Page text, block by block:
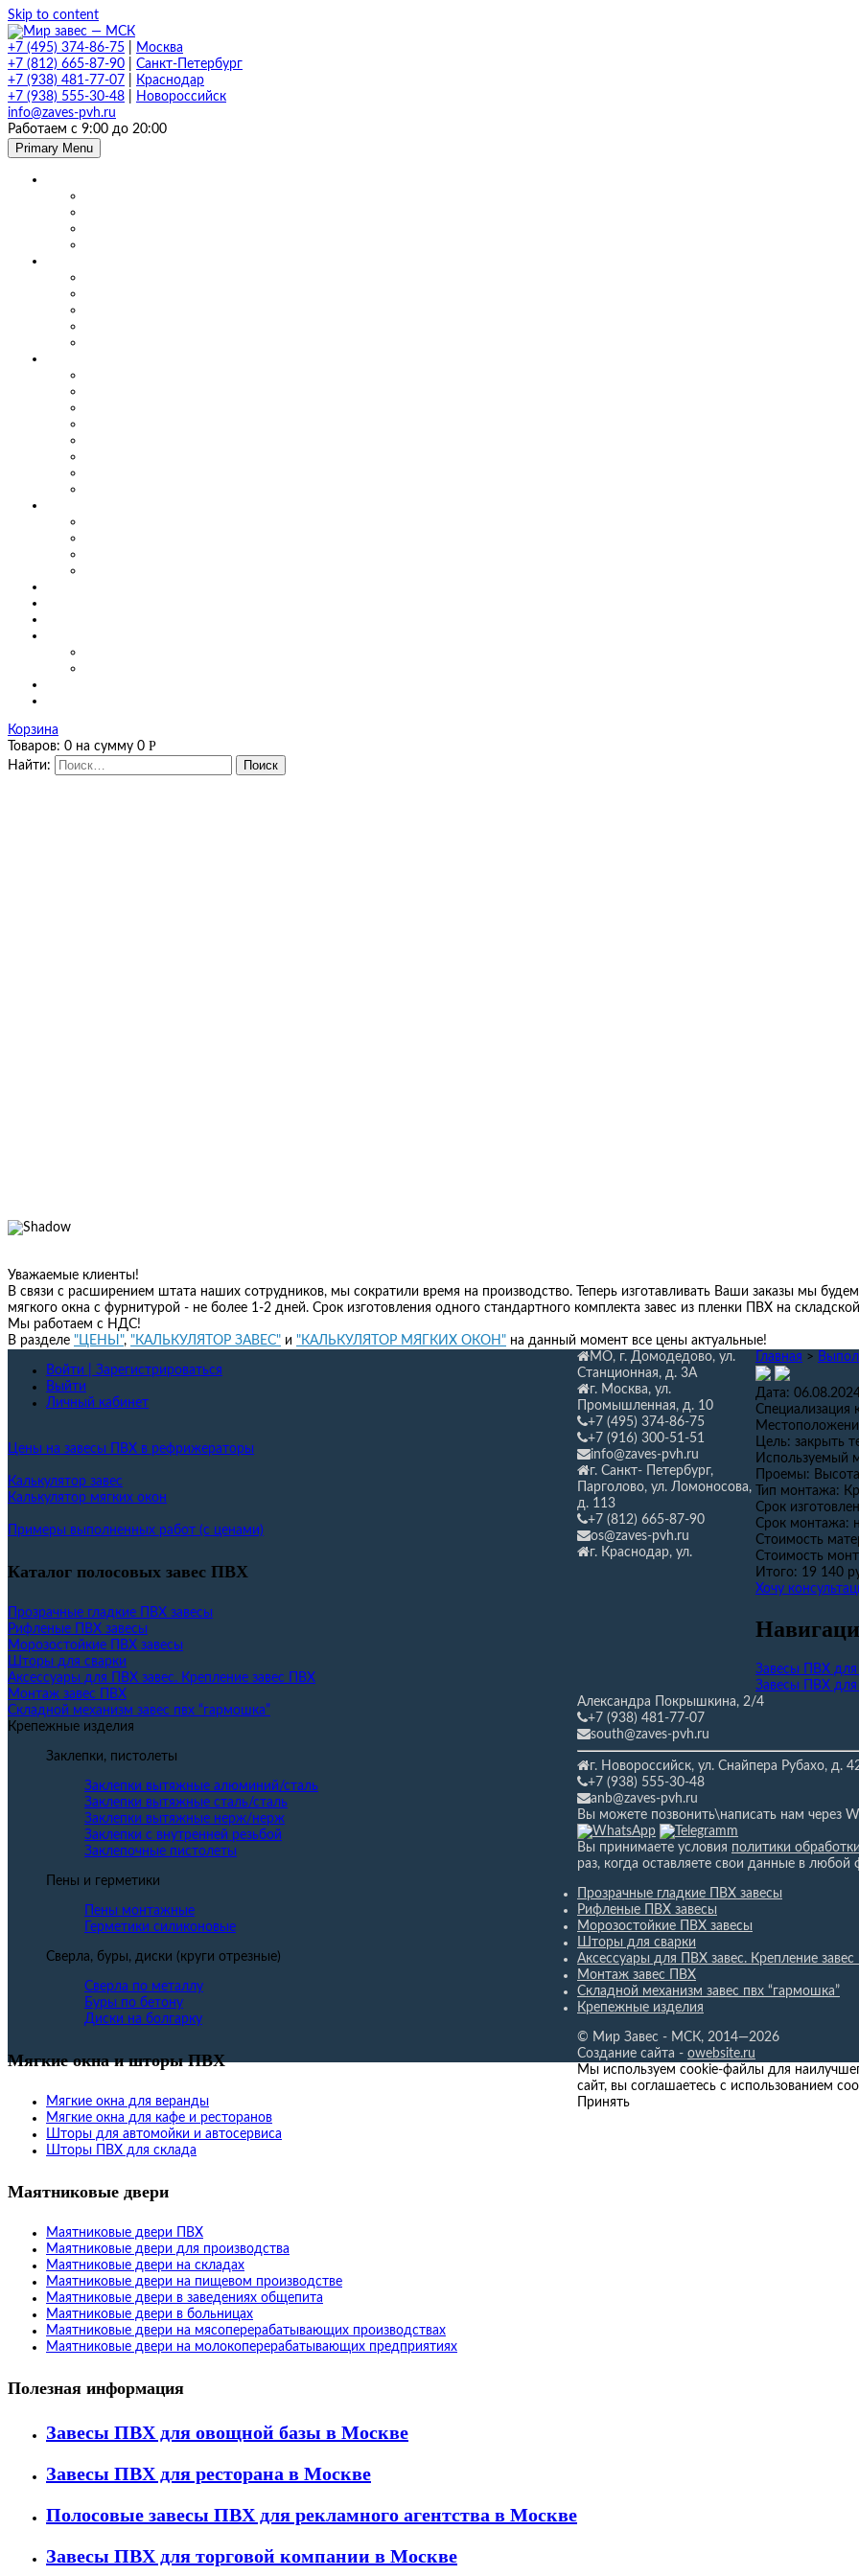
Skip to content
+7 (495) 374-86-75
Москва
+7 (812) 665-87-90
Санкт-Петербург
+7 (938) 481-77-07
Краснодар
+7 (938) 555-30-48
Новороссийск
info@zaves-pvh.ru
Работаем с 9:00 до 20:00
Primary Menu
Корзина
Товаров: 0 на сумму 0 Р
Найти:
Уважаемые клиенты!
В связи с расширением штата наших сотрудников, мы сократили время на производство. Теперь изготавливать Ваши заказы мы
мягкого окна с фурнитурой - не более 1-2 дней. Срок изготовления одного стандартного комплекта завес из пленки ПВХ на
Мы работаем с НДС!
В разделе "ЦЕНЫ", "КАЛЬКУЛЯТОР ЗАВЕС" и "КАЛЬКУЛЯТОР МЯГКИХ ОКОН" на данный момент все цены актуальные!
Главная >
Дата:
Специализация
Цель: закрыть
Используемый
Проемы:
Тип монтажа:
Срок
Срок монтажа:
Стоимость
Стоимость
Итого: 19 140
Хочу
Завесы ПВХ для
Завесы ПВХ для
Войти | Зарегистрироваться
Выйти
Личный кабинет
Цены на завесы ПВХ в рефрижераторы
Калькулятор завес
Калькулятор мягких окон
Примеры выполненных работ (с ценами)
Каталог полосовых завес ПВХ
Прозрачные гладкие ПВХ завесы
Рифленые ПВХ завесы
Морозостойкие ПВХ завесы
Шторы для сварки
Аксессуары для ПВХ завес. Крепление завес ПВХ
Монтаж завес ПВХ
Складной механизм завес пвх “гармошка”
Крепежные изделия
Заклепки, пистолеты
Заклепки вытяжные алюминий/сталь
Заклепки вытяжные сталь/сталь
Заклепки вытяжные нерж/нерж
Заклепки с внутренней резьбой
Заклепочные пистолеты
Пены и герметики
Пены монтажные
Герметики силиконовые
Сверла, буры, диски (круги отрезные)
Сверла по металлу
Буры по бетону
Диски на болгарку
Мягкие окна и шторы ПВХ
Мягкие окна для веранды
Мягкие окна для кафе и ресторанов
Шторы для автомойки и автосервиса
Шторы ПВХ для склада
Маятниковые двери
Маятниковые двери ПВХ
Маятниковые двери для производства
Маятниковые двери на складах
Маятниковые двери на пищевом производстве
Маятниковые двери в заведениях общепита
Маятниковые двери в больницах
Маятниковые двери на мясоперерабатывающих производствах
Маятниковые двери на молокоперерабатывающих предприятиях
Полезная информация
Завесы ПВХ для овощной базы в Москве
Завесы ПВХ для ресторана в Москве
Полосовые завесы ПВХ для рекламного агентства в Москве
Завесы ПВХ для торговой компании в Москве
МО, г. Домодедово, ул.
Станционная, д. 3А
г. Москва, ул.
Промышленная, д. 10
+7 (495) 374-86-75
+7 (916) 300-51-51
info@zaves-pvh.ru
г. Санкт- Петербург,
Парголово, ул. Ломоносова,
д. 113
+7 (812) 665-87-90
os@zaves-pvh.ru
г. Краснодар, ул.
Александра Покрышкина, 2/4
+7 (938) 481-77-07
south@zaves-pvh.ru
г. Новороссийск, ул. Снайпера Рубахо, д.
+7 (938) 555-30-48
anb@zaves-pvh.ru
Вы можете позвонить\написать нам через
Вы принимаете условия политики
раз, когда оставляете свои данные в любой
Прозрачные гладкие ПВХ завесы
Рифленые ПВХ завесы
Морозостойкие ПВХ завесы
Шторы для сварки
Аксессуары для ПВХ завес. Крепление
Монтаж завес ПВХ
Складной механизм завес пвх “гармошка”
Крепежные изделия
© Мир Завес - МСК, 2014—2026
Создание сайта - owebsite.ru
Мы используем cookie-файлы для
сайт, вы соглашаетесь с использованием
Принять